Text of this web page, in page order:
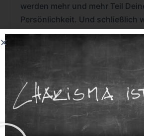
werden mehr und mehr Teil
Persönlichkeit. Und schließlich
zunehmend Freude an dieser
Repertoire-Erweiterung haben,
wieder aufs Neue damit zu
weiterzuentwickeln.Spiel wird
Deine Wahrnehmung wird
Ausstrahlung kontinuierlich
Schein wird zum Sein = Du